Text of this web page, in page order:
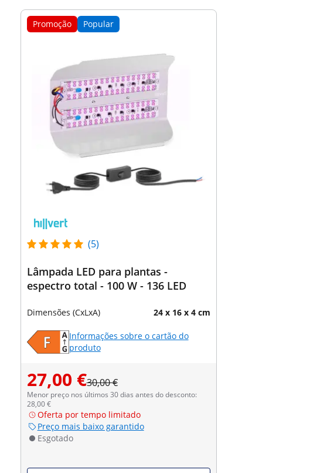
Promoção Popular
(5)
Lâmpada LED para plantas -
espectro total - 100 W - 136 LED
Dimensões (CxLxA) 24 x 16 x 4 cm
Informações sobre o cartão do
produto
27,00 €30,00 €
Menor preço nos últimos 30 dias antes do desconto:
28,00 €
Oferta por tempo limitado
Preço mais baixo garantido
Esgotado